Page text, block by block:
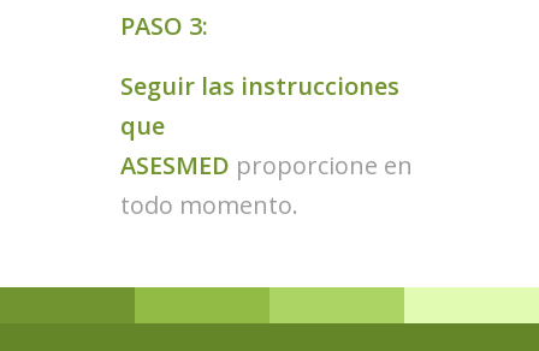
PASO 3:
Seguir las instrucciones
que
ASESMED proporcione en
todo momento.